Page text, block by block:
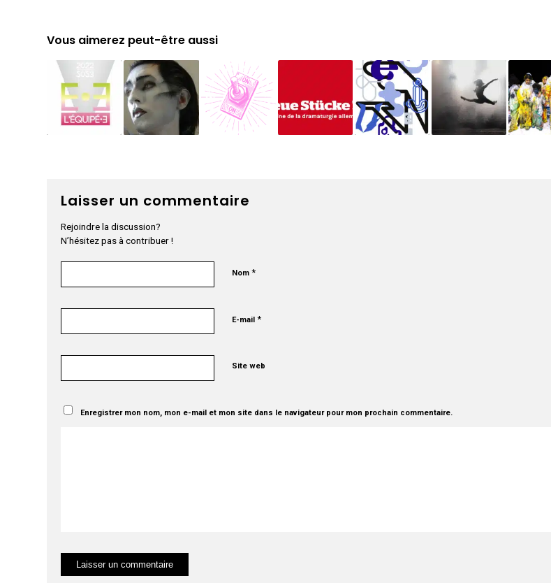
Vous aimerez peut-être aussi
Laisser un commentaire
Rejoindre la discussion?
N’hésitez pas à contribuer !
Nom*
E-mail*
Site web
Enregistrer mon nom, mon e-mail et mon site dans le navigateur pour mon prochain commentaire.